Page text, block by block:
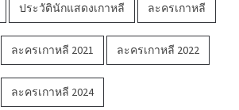
ประวัตินักแสดงเกาหลี ละครเกาหลี
ละครเกาหลี 2021 ละครเกาหลี 2022
ละครเกาหลี 2024